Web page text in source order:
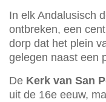
In elk Andalusisch
ontbreken, een
dorp dat het plein
gelegen naast een
De Kerk van San
uit de 16e eeuw,